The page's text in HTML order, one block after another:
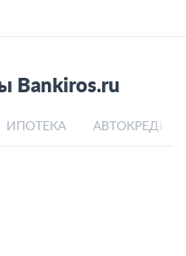
Bankiros.ru
ИПОТЕКА